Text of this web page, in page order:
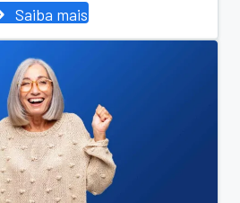
Saiba mais